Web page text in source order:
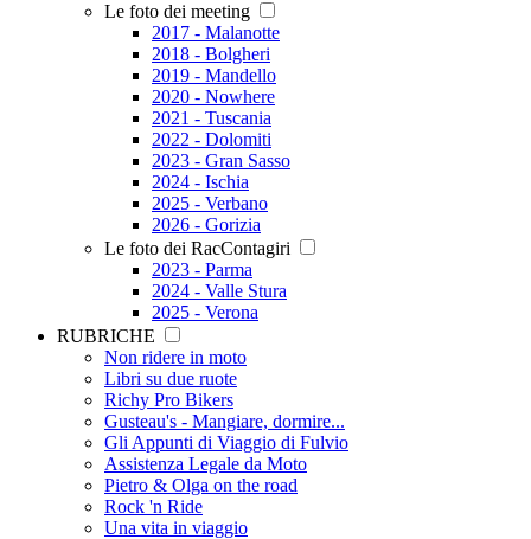
Le foto dei meeting
2017 - Malanotte
2018 - Bolgheri
2019 - Mandello
2020 - Nowhere
2021 - Tuscania
2022 - Dolomiti
2023 - Gran Sasso
2024 - Ischia
2025 - Verbano
2026 - Gorizia
Le foto dei RacContagiri
2023 - Parma
2024 - Valle Stura
2025 - Verona
RUBRICHE
Non ridere in moto
Libri su due ruote
Richy Pro Bikers
Gusteau's - Mangiare, dormire...
Gli Appunti di Viaggio di Fulvio
Assistenza Legale da Moto
Pietro & Olga on the road
Rock 'n Ride
Una vita in viaggio